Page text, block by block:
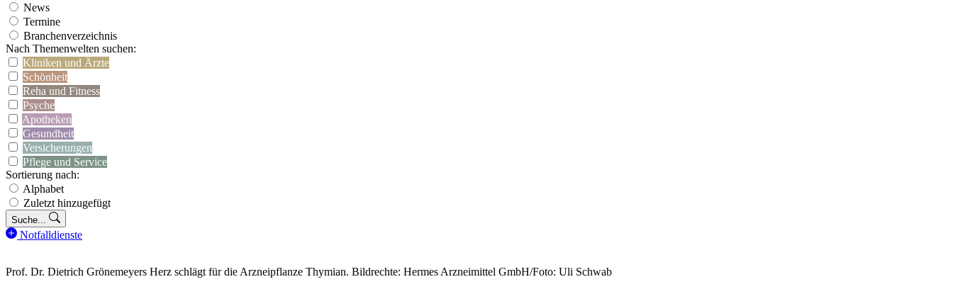
News
Termine
Branchenverzeichnis
Nach Themenwelten suchen:
Kliniken und Ärzte
Schönheit
Reha und Fitness
Psyche
Apotheken
Gesundheit
Versicherungen
Pflege und Service
Sortierung nach:
Alphabet
Zuletzt hinzugefügt
Suche...
Notfalldienste
Prof. Dr. Dietrich Grönemeyers Herz schlägt für die Arzneipflanze Thymian. Bildrechte: Hermes Arzneimittel GmbH/Foto: Uli Schwab